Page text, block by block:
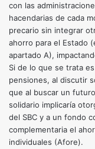
con las
hacendarias de cada
precario sin integrar
ahorro para el Estado
apartado A),
Si de lo que se trata
pensiones, al discutir
que al buscar un
solidario implicaría
del SBC y a un fondo
complementaria el
individuales (Afore).